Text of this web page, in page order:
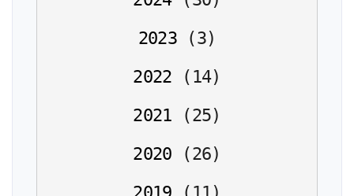
2023
(3)
2022
( 14)
2021
(25)
2020
(26)